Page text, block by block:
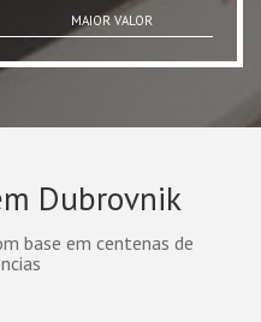
MAIOR VALOR
Dubrovnik
base em centenas de